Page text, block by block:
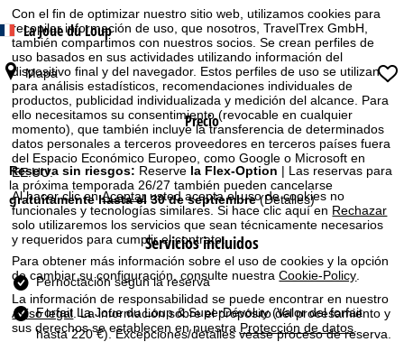
Con el fin de optimizar nuestro sitio web, utilizamos cookies para
recopilar información de uso, que nosotros, TravelTrex GmbH,
también compartimos con nuestros socios. Se crean perfiles de
uso basados en sus actividades utilizando información del
dispositivo final y del navegador. Estos perfiles de uso se utilizan
para análisis estadísticos, recomendaciones individuales de
productos, publicidad individualizada y medición del alcance. Para
ello necesitamos su consentimiento (revocable en cualquier
momento), que también incluye la transferencia de determinados
datos personales a terceros proveedores en terceros países fuera
del Espacio Económico Europeo, como Google o Microsoft en
EE.UU.
Al hacer clic enAceptar usted acepta el uso de cookies no
funcionales y tecnologías similares. Si hace clic aquí en Rechazar
solo utilizaremos los servicios que sean técnicamente necesarios
y requeridos para cumplir el contrato.
Para obtener más información sobre el uso de cookies y la opción
de cambiar su configuración, consulte nuestraCookie-Policy.
La información de responsabilidad se puede encontrar en nuestro
Aviso legal. La información sobre el propósito del procesamiento y
sus derechos se establecen en nuestra Protección de datos.
i
n
a
p
r
i
c
i
La Joue du Loup
Mapa
Precio
Reserva sin riesgos: Reserve la Flex-Option | Las reservas para
la próxima temporada 26/27 también pueden cancelarse
gratuitamente hasta el 30 de septiembre(Detalles)
Servicios incluidos
Pernoctación según la reserva
Forfait La Joue du Loup & SuperDévoluy(Valor del forfait
hasta 220 €). Excepciones/detalles véase proceso de reserva.